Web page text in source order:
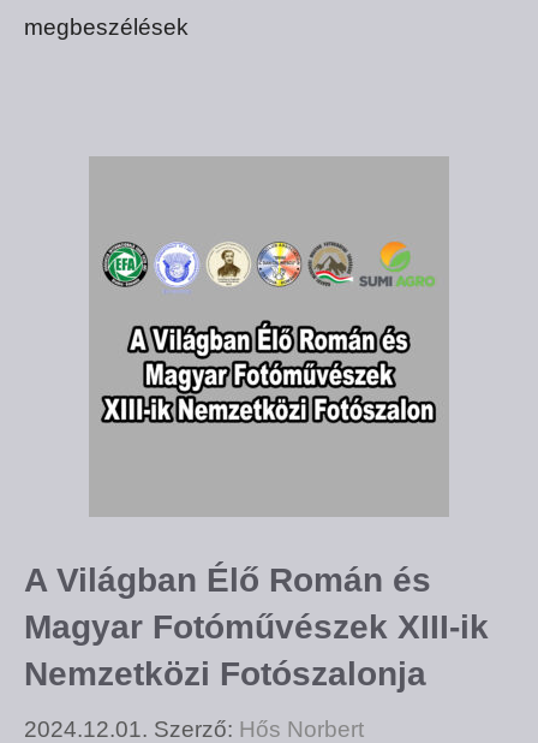
megbeszélések
A Világban Élő Román és
Magyar Fotóművészek XIII-ik
Nemzetközi Fotószalonja
2024.12.01. Szerző: Hős Norbert